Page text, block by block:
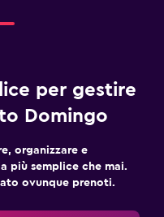
per gestire
Domingo
organizzare e
più semplice che mai.
ovunque prenoti.